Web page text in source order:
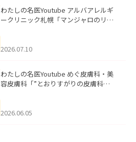
わたしの名医Youtube アルバアレルギ
ークリニック札幌「マンジャロのリア
た。
2026.07.10
わたしの名医Youtube めぐ皮膚科・美
容皮膚科「”とおりすがりの皮膚科
2026.06.05